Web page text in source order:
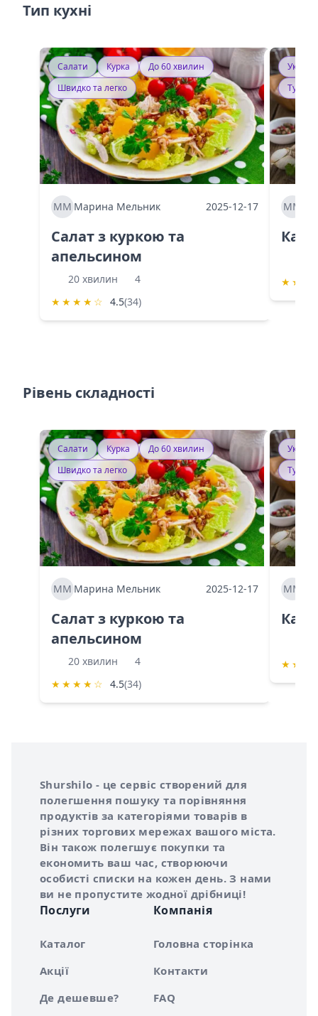
Тип кухні
Салати Курка
До 60 хвилин
Швидко та легко
ММ Марина Мельник 2025-12-17
Салат з куркою та
апельсином
20 хвилин
4
★ ★ ★ ★ ☆ 4.5(34)
ММ
★ ★
Рівень складності
Салати Курка
До 60 хвилин
Швидко та легко
ММ Марина Мельник 2025-12-17
Салат з куркою та
апельсином
20 хвилин
4
★ ★ ★ ★ ☆ 4.5(34)
ММ
★ ★
Про сервіс Shurshilo
Shurshilo - це сервіс створений для
полегшення пошуку та порівняння
продуктів за категоріями товарів в
різних торгових мережах вашого міста.
Він також полегшує покупки та
економить ваш час, створюючи
особисті списки на кожен день. З нами
ви не пропустите жодної дрібниці!
Послуги
Каталог
Акції
Де дешевше?
Компанія
Головна сторінка
Контакти
FAQ